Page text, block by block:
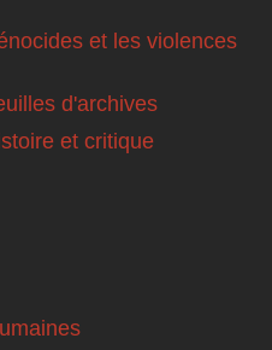
et les violences
d'archives
et critique